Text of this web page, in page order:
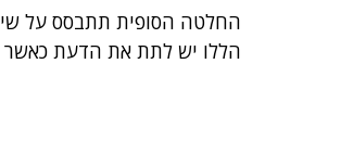
החלטה הסופית תתבסס על
הללו יש לתת את הדעת כאשר